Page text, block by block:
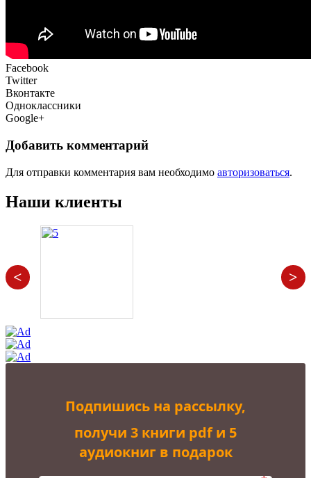
Facebook
Twitter
Вконтакте
Одноклассники
Google+
Добавить комментарий
Для отправки комментария вам необходимо авторизоваться.
Наши клиенты
< >
Подпишись на рассылку,
получи 3 книги pdf и 5
аудиокниг в подарок